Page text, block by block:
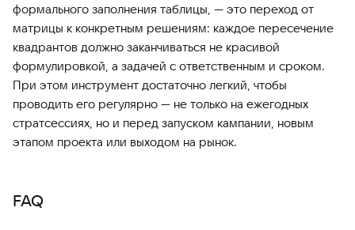
формального заполнения таблицы, — это переход от
матрицы к конкретным решениям: каждое пересечение
квадрантов должно заканчиваться не красивой
формулировкой, а задачей с ответственным и сроком.
При этом инструмент достаточно легкий, чтобы
проводить его регулярно — не только на ежегодных
стратсессиях, но и перед запуском кампании, новым
этапом проекта или выходом на рынок.
FAQ